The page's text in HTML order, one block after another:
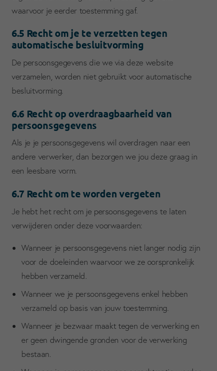
waarvoor je eerder toestemming gaf.
6.5 Recht om je te verzetten tegen
automatische besluitvorming
De persoonsgegevens die we via deze website
verzamelen, worden niet gebruikt voor automatische
besluitvorming.
6.6 Recht op overdraagbaarheid van
persoonsgegevens
Als je je persoonsgegevens wil overdragen naar een
andere verwerker, dan bezorgen we jou deze graag in
een leesbare vorm.
6.7 Recht om te worden vergeten
Je hebt het recht om je persoonsgegevens te laten
verwijderen onder deze voorwaarden:
Wanneer je persoonsgegevens niet langer nodig zijn
voor de doeleinden waarvoor we ze oorspronkelijk
hebben verzameld.
Wanneer we je persoonsgegevens enkel hebben
verzameld op basis van jouw toestemming.
Wanneer je bezwaar maakt tegen de verwerking en
er geen dwingende gronden voor de verwerking
bestaan.